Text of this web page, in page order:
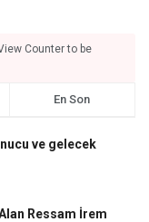
Counter to be
En Son
ve gelecek
Ressam İrem